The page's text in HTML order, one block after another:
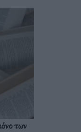
των